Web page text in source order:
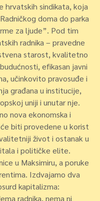
hrvatskih sindikata, koja
doma do parka
za ljude”. Pod tim
radnika – pravedne
starost, kvalitetno
efikasan javni
učinkovito pravosuđe i
građana u institucije,
uniji i unutar nje.
nova ekonomska i
biti provedene u korist
život i ostanak u
i političke elite.
u Maksimiru, a poruke
Izdvajamo dva
kapitalizma:
radnika, nema ni